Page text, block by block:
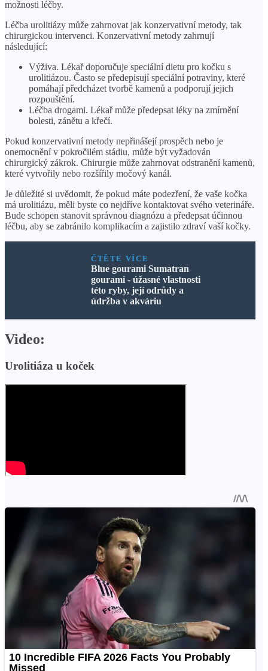
možnosti léčby.
Léčba urolitiázy může zahrnovat jak konzervativní metody, tak
chirurgickou intervenci. Konzervativní metody zahrnují
následující:
Výživa. Lékař doporučuje speciální dietu pro kočku s
urolitiázou. Často se předepisují speciální potraviny, které
pomáhají předcházet tvorbě kamenů a podporují jejich
rozpouštění.
Léčba drogami. Lékař může předepsat léky na zmírnění
bolesti, zánětu a křečí.
Pokud konzervativní metody nepřinášejí prospěch nebo je
onemocnění v pokročilém stádiu, může být vyžadován
chirurgický zákrok. Chirurgie může zahrnovat odstranění kamenů,
které vytvořily nebo rozšířily močový kanál.
Je důležité si uvědomit, že pokud máte podezření, že vaše kočka
má urolitiázu, měli byste co nejdříve kontaktovat svého veterináře.
Bude schopen stanovit správnou diagnózu a předepsat účinnou
léčbu, aby se zabránilo komplikacím a zajistilo zdraví vaší kočky.
ČTĚTE VÍCE
Blue gourami Sumatran
gourami - úžasné vlastnosti
této ryby, její odrůdy a
údržba v akváriu
Video:
Urolitiáza u koček